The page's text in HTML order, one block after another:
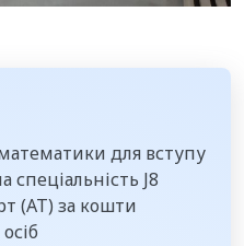
для вступу
J8
(АТ) за кошти